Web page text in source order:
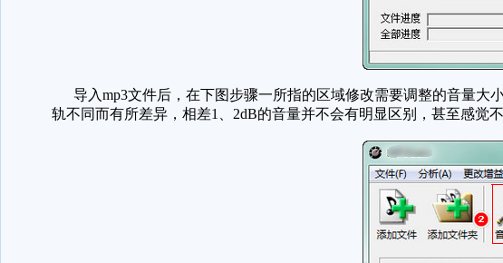
导入mp3文件后，在下图步骤一所指的区域修改需要调整的音量大
轨不同而有所差异，相差1、2dB的音量并不会有明显区别，甚至感觉